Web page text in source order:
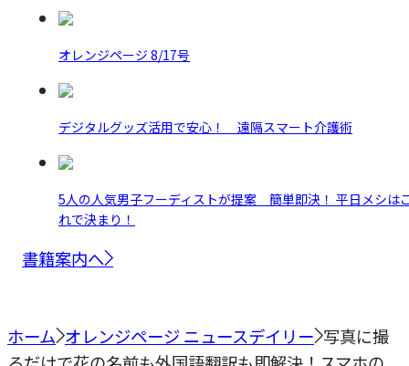
オレンジページ 8/17号
デジタルグッズ活用で安心！ 遠隔スマート介護術
5人の人気男子フーディストが提案 簡単即決！ 平日メシは
れで決まり！
書籍案内へ
ホーム オレンジページ ニュースデイリー 写真に撮